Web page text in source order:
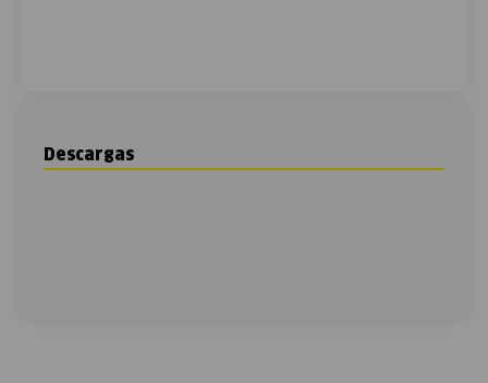
Descargas